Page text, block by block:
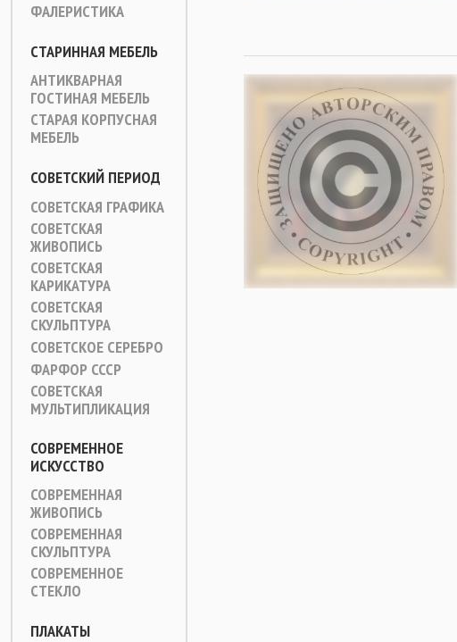
ФАЛЕРИСТИКА
СТАРИННАЯ МЕБЕЛЬ
АНТИКВАРНАЯ
ГОСТИНАЯ МЕБЕЛЬ
СТАРАЯ КОРПУСНАЯ
МЕБЕЛЬ
СОВЕТСКИЙ ПЕРИОД
СОВЕТСКАЯ ГРАФИКА
СОВЕТСКАЯ
ЖИВОПИСЬ
СОВЕТСКАЯ
КАРИКАТУРА
СОВЕТСКАЯ
СКУЛЬПТУРА
СОВЕТСКОЕ СЕРЕБРО
ФАРФОР СССР
СОВЕТСКАЯ
МУЛЬТИПЛИКАЦИЯ
СОВРЕМЕННОЕ
ИСКУССТВО
СОВРЕМЕННАЯ
ЖИВОПИСЬ
СОВРЕМЕННАЯ
СКУЛЬПТУРА
СОВРЕМЕННОЕ
СТЕКЛО
ПЛАКАТЫ